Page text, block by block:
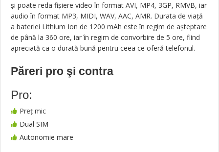
şi poate reda fişiere video în format AVI, MP4, 3GP, RMVB, iar
audio în format MP3, MIDI, WAV, AAC, AMR. Durata de viaţă
a bateriei Lithium Ion de 1200 mAh este în regim de aşteptare
de până la 360 ore, iar în regim de convorbire de 5 ore, fiind
apreciată ca o durată bună pentru ceea ce oferă telefonul.
Păreri pro şi contra
Pro:
Preţ mic
Dual SIM
Autonomie mare